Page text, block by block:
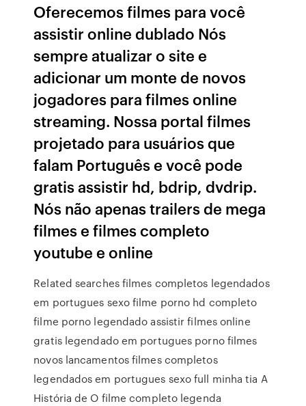
Oferecemos filmes para você
assistir online dublado Nós
sempre atualizar o site e
adicionar um monte de novos
jogadores para filmes online
streaming. Nossa portal filmes
projetado para usuários que
falam Português e você pode
gratis assistir hd, bdrip, dvdrip.
Nós não apenas trailers de mega
filmes e filmes completo
youtube e online
Related searches filmes completos legendados
em portugues sexo filme porno hd completo
filme porno legendado assistir filmes online
gratis legendado em portugues porno filmes
novos lancamentos filmes completos
legendados em portugues sexo full minha tia A
História de O filme completo legenda